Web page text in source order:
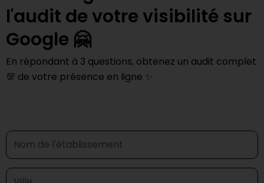
l'audit de votre visibilité sur
Google 🤗
En répondant à 3 questions, obtenez un audit complet
💯 de votre présence en ligne ✨